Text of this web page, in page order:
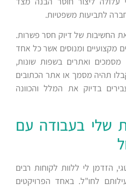
לתביעות משפטיות.
החשיבות של דיוק חסר פשרות.
ומנוסים אשר כל אחד
ואתרים בשפות שונות,
תהיה מסמך או אתר הכתובים
בדיוק את המלל והכוונה
שלי בעבודה עם
הזדמן לי ללוות לקוחות רבים
לחו"ל. באחד הפרויקטים